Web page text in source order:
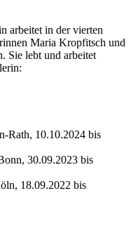
arbeitet in der vierten
Maria Kropfitsch und
Sie lebt und arbeitet
Rath, 10.10.2024 bis
30.09.2023 bis
18.09.2022 bis